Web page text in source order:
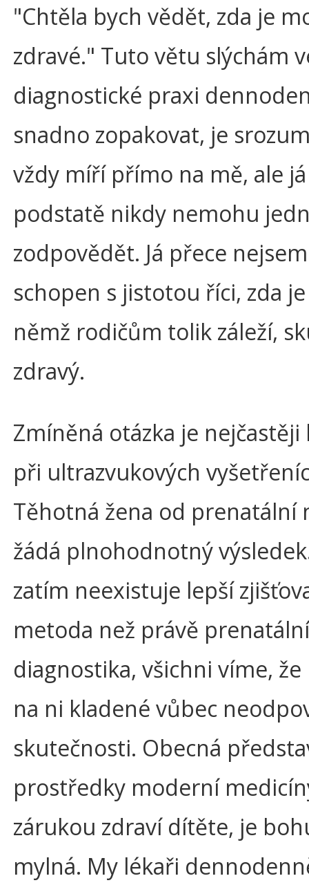
"Chtěla bych vědět, zda je
zdravé." Tuto větu slýchám
diagnostické praxi
snadno zopakovat, je
vždy míří přímo na mě, ale
podstatě nikdy nemohu
zodpovědět. Já přece nejsem
schopen s jistotou říci, zda
němž rodičům tolik záleží,
zdravý.
Zmíněná otázka je nejčastěji
při ultrazvukových
Těhotná žena od prenatální
žádá plnohodnotný
zatím neexistuje lepší
metoda než právě prenatální
diagnostika, všichni víme,
na ni kladené vůbec
skutečnosti. Obecná
prostředky moderní
zárukou zdraví dítěte, je
mylná. My lékaři